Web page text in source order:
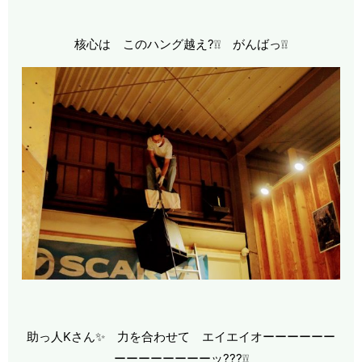
核心は このハング越え?❕❕ がんばっ❕❕
助っ人Kさん✨ 力を合わせて エイエイオーーーーーー
ーーーーーーーーッ???❕❕